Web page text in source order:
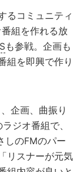
るコミュニティ
組を作れる放
も参戦。企画も
組を即興で作り
企画、曲振り
ジオ番組で、
しのFMのパー
リスナーが元気